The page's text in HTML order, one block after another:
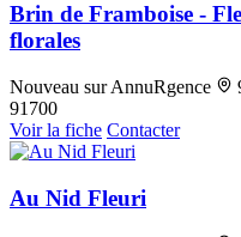
Brin de Framboise -
florales
Nouveau sur AnnuRgence
91700
Voir la fiche Contacter
Au Nid Fleuri